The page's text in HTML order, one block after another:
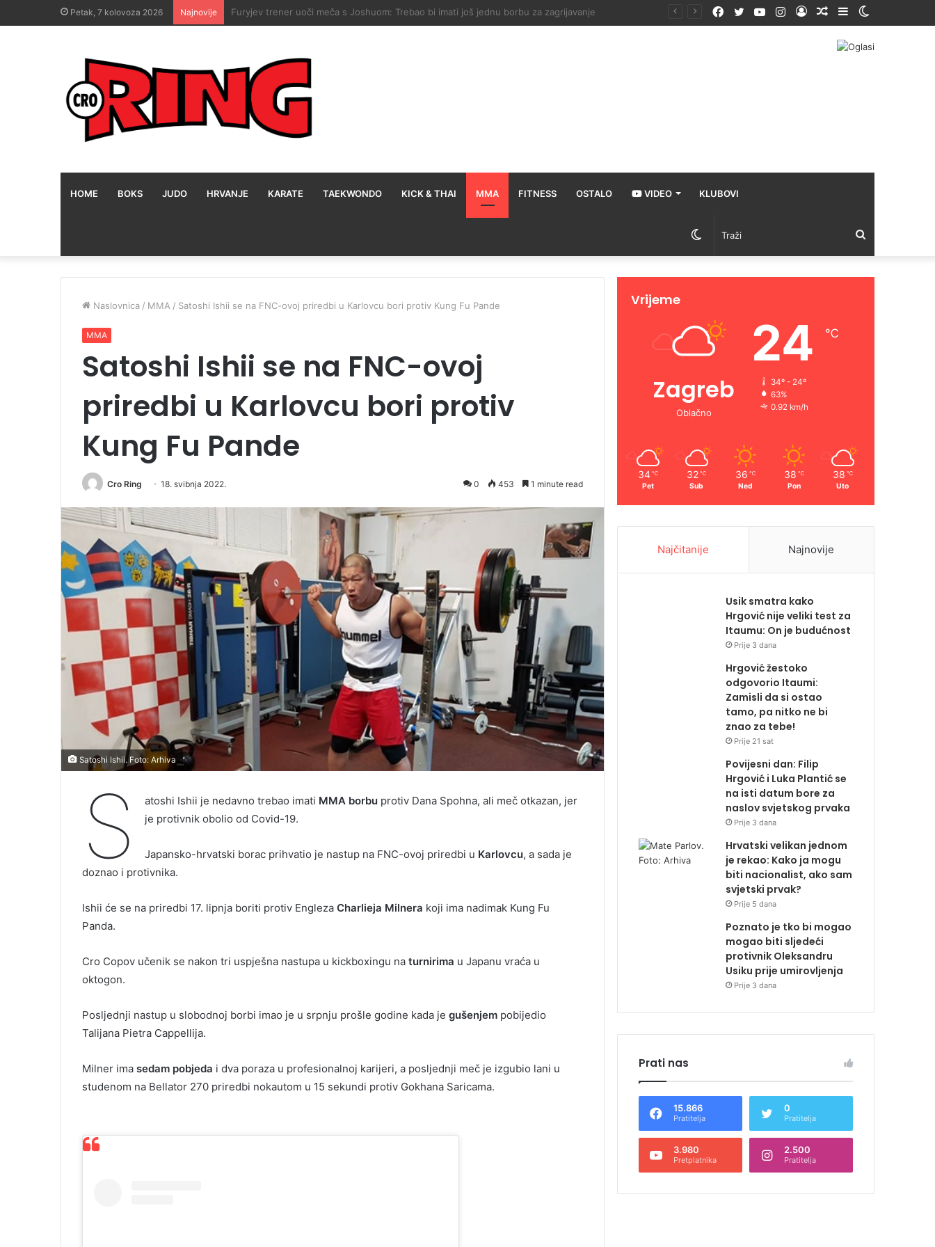
Petak, 7 kolovoza 2026 Najnovije Teddy Atlas zna kako Moses Itauma može pobijediti Filipa Hrgovića: To mu je mana Sidebar
Random
Prijava
Instagram
YouTube
Twitter
Facebook
HOME BOKS JUDO HRVANJE KARATE TAEKWONDO KICK & THAI MMA FITNESS OSTALO VIDEO KLUBOVI
Traži
Switch
skin
Naslovnica / MMA / Satoshi Ishii se na FNC-ovoj priredbi u Karlovcu bori protiv Kung Fu Pande
MMA
Satoshi Ishii se na FNC-ovoj
priredbi u Karlovcu bori protiv
Kung Fu Pande
Cro Ring 18. svibnja 2022. 0 453 1 minute read
Satoshi Ishii. Foto: Arhiva
S atoshi Ishii je nedavno trebao imati MMA borbuprotiv Dana Spohna, ali meč otkazan, jer
je protivnik obolio od Covid-19.
Japansko-hrvatski borac prihvatio je nastup na FNC-ovoj priredbi u Karlovcu, a sada je
doznao i protivnika.
Ishii će se na priredbi 17. lipnja boriti protiv Engleza Charlieja Milnera koji ima nadimak Kung Fu
Panda.
Cro Copov učenik se nakon tri uspješna nastupa u kickboxingu na turnirima u Japanu vraća u
oktogon.
Posljednji nastup u slobodnoj borbi imao je u srpnju prošle godine kada je gušenjem pobijedio
Talijana Pietra Cappellija.
Milner ima sedam pobjeda i dva poraza u profesionalnoj karijeri, a posljednji meč je izgubio lani u
studenom na Bellator 270 priredbi nokautom u 15 sekundi protiv Gokhana Saricama.
Vrijeme
Zagreb
Oblačno
24 ℃
34º - 24º
63%
0.92 km/h
34 ℃
Pet
32 ℃
Sub
36 ℃
Ned
38 ℃
Pon
38 ℃
Uto
Najčitanije Najnovije
Usik smatra kako
Hrgović nije veliki test za
Itaumu: On je budućnost
Prije 3 dana
Hrgović žestoko
odgovorio Itaumi:
Zamisli da si ostao
tamo, pa nitko ne bi
znao za tebe!
Prije 21 sat
Povijesni dan: Filip
Hrgović i Luka Plantić se
na isti datum bore za
naslov svjetskog prvaka
Prije 3 dana
Hrvatski velikan jednom
je rekao: Kako ja mogu
biti nacionalist, ako sam
svjetski prvak?
Prije 5 dana
Poznato je tko bi mogao
mogao biti sljedeći
protivnik Oleksandru
Usiku prije umirovljenja
Prije 3 dana
Prati nas
15.866
Pratitelja
0
Pratitelja
3.980
Pretplatnika
2.500
Pratitelja